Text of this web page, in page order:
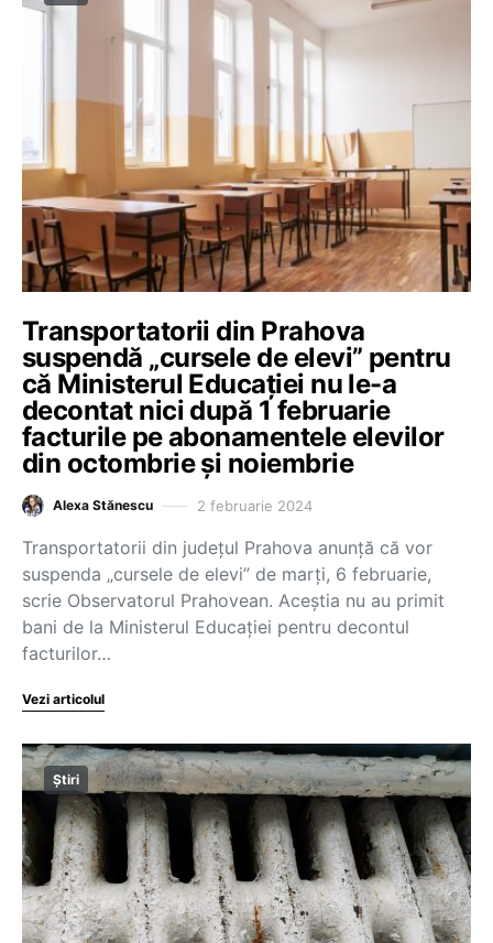
Transportatorii din Prahova
suspendă „cursele de elevi” pentru
că Ministerul Educației nu le-a
decontat nici după 1 februarie
facturile pe abonamentele elevilor
din octombrie și noiembrie
Alexa Stănescu 2 februarie 2024
Transportatorii din județul Prahova anunță că vor
suspenda „cursele de elevi” de marți, 6 februarie,
scrie Observatorul Prahovean. Aceștia nu au primit
bani de la Ministerul Educației pentru decontul
facturilor…
Vezi articolul
Știri